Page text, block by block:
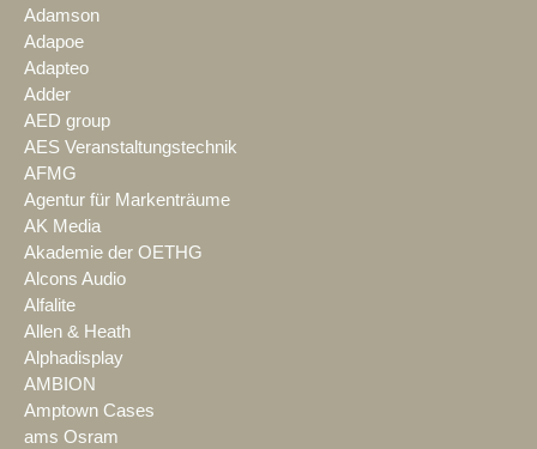
Adamson
Adapoe
Adapteo
Adder
AED group
AES Veranstaltungstechnik
AFMG
Agentur für Markenträume
AK Media
Akademie der OETHG
Alcons Audio
Alfalite
Allen & Heath
Alphadisplay
AMBION
Amptown Cases
ams Osram